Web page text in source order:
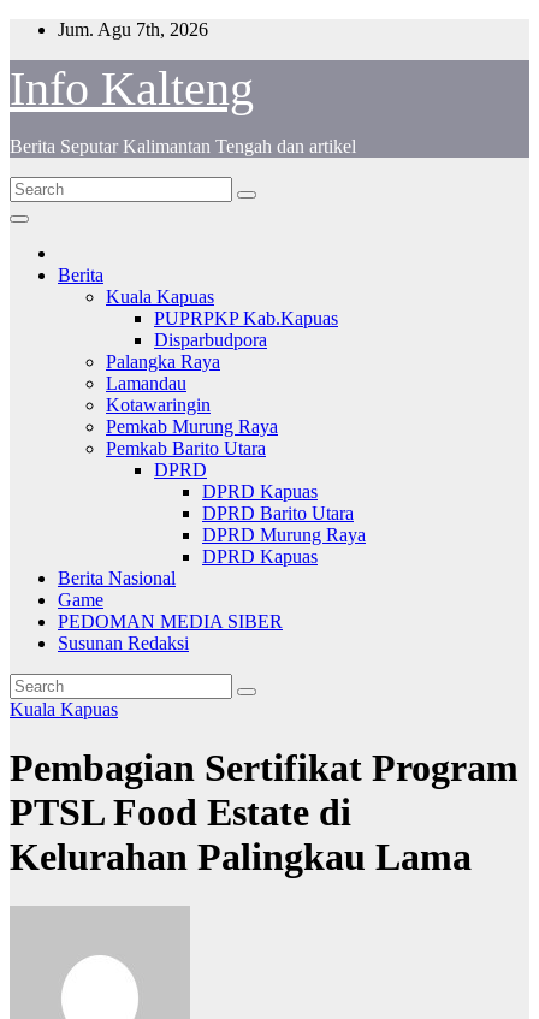
Skip
content
Jum. Agu 7th, 2026
Info Kalteng
Berita Seputar Kalimantan Tengah dan artikel
Berita
Kuala Kapuas
PUPRPKP Kab.Kapuas
Disparbudpora
Palangka Raya
Lamandau
Kotawaringin
Pemkab Murung Raya
Pemkab Barito Utara
DPRD
DPRD Kapuas
DPRD Barito Utara
DPRD Murung Raya
DPRD Kapuas
Berita Nasional
Game
PEDOMAN MEDIA SIBER
Susunan Redaksi
Kuala Kapuas
Pembagian Sertifikat Program
PTSL Food Estate di
Kelurahan Palingkau Lama